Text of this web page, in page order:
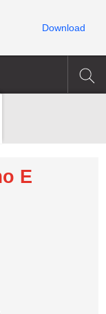
E
Download